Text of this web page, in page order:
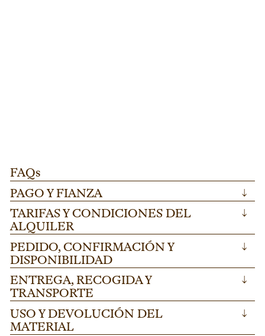
FAQs
PAGO Y FIANZA
↓
TARIFAS Y CONDICIONES DEL
ALQUILER
↓
PEDIDO, CONFIRMACIÓN Y
DISPONIBILIDAD
↓
ENTREGA, RECOGIDA Y
TRANSPORTE
↓
USO Y DEVOLUCIÓN DEL
MATERIAL
↓